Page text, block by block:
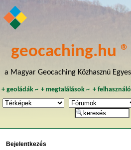
geocaching.hu ®
a Magyar Geocaching Közhasznú
+ geoládák~ +megtalálások ~ +
Bejelentkezés